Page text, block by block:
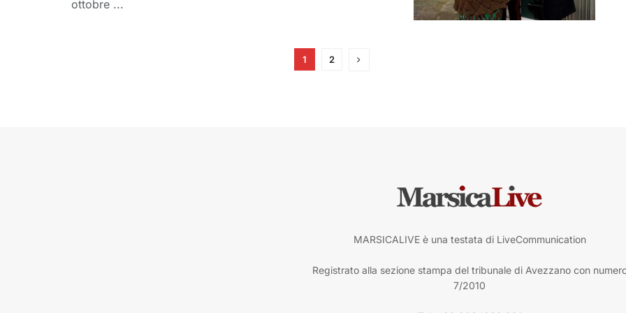
ottobre ...
1 2
MARSICALIVE è una testata di LiveCommunication
Registrato alla sezione stampa del tribunale di Avezzano con
7/2010